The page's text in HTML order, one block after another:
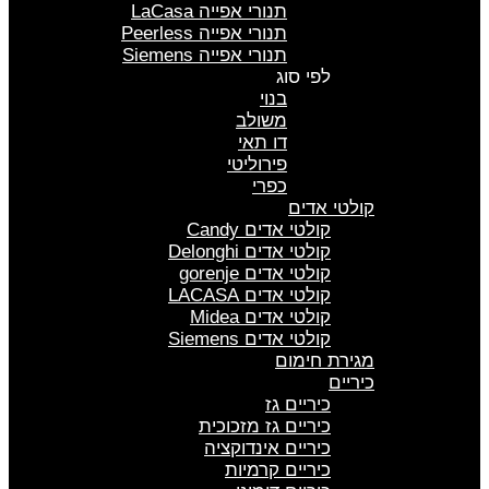
תנורי אפייה LaCasa
תנורי אפייה Peerless
תנורי אפייה Siemens
לפי סוג
בנוי
משולב
דו תאי
פירוליטי
כפרי
קולטי אדים
קולטי אדים Candy
קולטי אדים Delonghi
קולטי אדים gorenje
קולטי אדים LACASA
קולטי אדים Midea
קולטי אדים Siemens
מגירת חימום
כיריים
כיריים גז
כיריים גז מזכוכית
כיריים אינדוקציה
כיריים קרמיות